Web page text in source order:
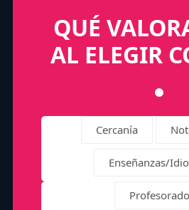
QUÉ
AL ELEGIR
Cercanía
Enseñanzas/
Profesorado